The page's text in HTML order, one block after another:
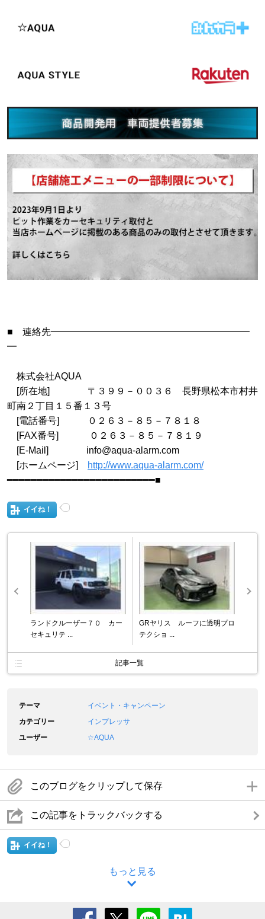
■ 連絡先━━━━━━━━━━━━━━━━━━━━━
━
株式会社AQUA
[所在地] 〒３９９－００３６ 長野県松本市村井
町南２丁目１５番１３号
[電話番号] ０２６３－８５－７８１８
[FAX番号] ０２６３－８５－７８１９
[E-Mail] info@aqua-alarm.com
[ホームページ]
http://www.aqua-alarm.com/
━━━━━━━━━━━━━━━━━━━━━━━━━■
イイね！
ランドクルーザー７０ カー
セキュリテ ...
GRヤリス ルーフに透明プロ
テクショ ...
記事一覧
テーマ
イベント・キャンペーン
カテゴリー
インプレッサ
ユーザー
☆AQUA
このブログをクリップして保存
この記事をトラックバックする
イイね！
もっと見る